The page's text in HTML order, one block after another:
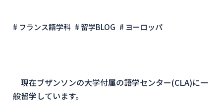
# フランス語学科 # 留学BLOG # ヨーロッパ
現在ブザンソンの大学付属の語学センター(CLA)に一
般留学しています。